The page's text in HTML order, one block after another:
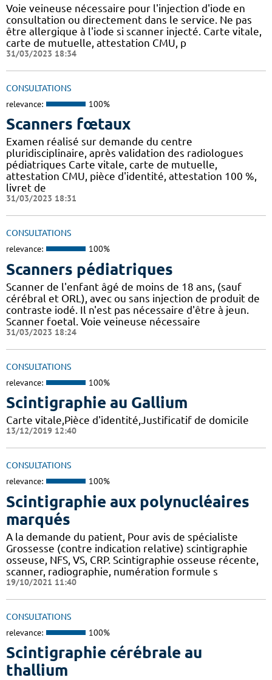
Voie veineuse nécessaire pour l'injection d'iode en
consultation ou directement dans le service. Ne pas
être allergique à l'iode si scanner injecté. Carte vitale,
carte de mutuelle, attestation CMU, p
31/03/2023 18:34
CONSULTATIONS
relevance: 100%
Scanners fœtaux
Examen réalisé sur demande du centre
pluridisciplinaire, après validation des radiologues
pédiatriques Carte vitale, carte de mutuelle,
attestation CMU, pièce d'identité, attestation 100 %,
livret de
31/03/2023 18:31
CONSULTATIONS
relevance: 100%
Scanners pédiatriques
Scanner de l'enfant âgé de moins de 18 ans, (sauf
cérébral et ORL), avec ou sans injection de produit de
contraste iodé. Il n'est pas nécessaire d'être à jeun.
Scanner foetal. Voie veineuse nécessaire
31/03/2023 18:24
CONSULTATIONS
relevance: 100%
Scintigraphie au Gallium
Carte vitale,Pièce d'identité,Justificatif de domicile
13/12/2019 12:40
CONSULTATIONS
relevance: 100%
Scintigraphie aux polynucléaires
marqués
A la demande du patient, Pour avis de spécialiste
Grossesse (contre indication relative) scintigraphie
osseuse, NFS, VS, CRP. Scintigraphie osseuse récente,
scanner, radiographie, numération formule s
19/10/2021 11:40
CONSULTATIONS
relevance: 100%
Scintigraphie cérébrale au
thallium